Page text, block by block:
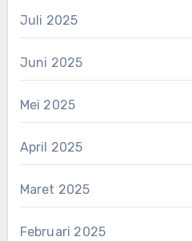
Juli 2025
Juni 2025
Mei 2025
April 2025
Maret 2025
Februari 2025